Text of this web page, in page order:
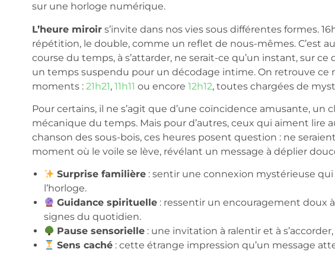
sur une horloge numérique.
L’heure miroirs’invite dans nos vies sous différentes formes.
répétition, le double, comme un reflet de nous-mêmes. C’est
course du temps, à s’attarder, ne serait-ce qu’un instant, sur
un temps suspendu pour un décodage intime. On retrouve ce
moments : 21h21, 11h11 ou encore 12h12, toutes chargées de
Pour certains, il ne s’agit que d’une coïncidence amusante,
mécanique du temps. Mais pour d’autres, ceux qui aiment lire
chanson des sous-bois, ces heures posent question : ne
moment où le voile se lève, révélant un message à déplier
Surprise familière: sentir une connexion mystérieuse
l’horloge.
Guidance spirituelle: ressentir un encouragement doux
signes du quotidien.
Pause sensorielle: une invitation à ralentir et à
Sens caché: cette étrange impression qu’un message